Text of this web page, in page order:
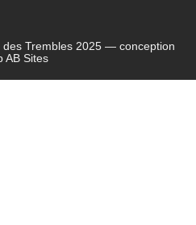
des Trembles 2025 — conception
AB Sites